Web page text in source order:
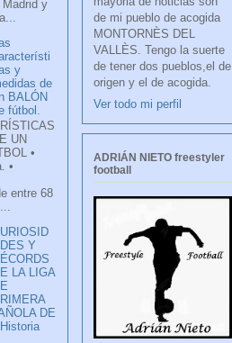
Madrid y
y
de
BALÓN
fútbol.
UN
•
•
entre 68
Y
LA LIGA
DE
de mi pueblo de acogida
MONTORNÈS DEL
VALLÈS. Tengo la suerte
de tener dos pueblos,el de
origen y el de acogida.
Ver todo mi perfil
ADRIÁN NIETO freestyler
football